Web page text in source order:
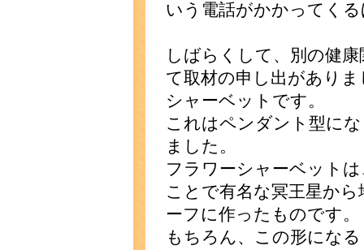
いう電話がかかってく
しばらくして、別の健
て取材の申し出があり
シャーベットです。
これはペンダント型に
ました。
フラワーシャーベット
ことで有名な冥王星か
ーフに作ったものです。
もちろん、この形にな